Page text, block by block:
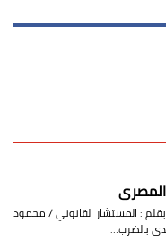
: المستشار القانوني / محمود
بالضرب…